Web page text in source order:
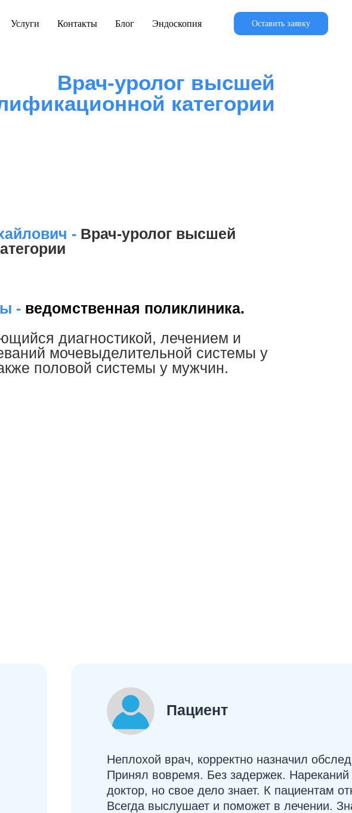
Услуги Контакты Блог Эндоскопия Оставить заявку
Врач-уролог высшей
категории
- Врач-уролог высшей
- ведомственная поликлиника.
диагностикой, лечением и
мочевыделительной системы у
половой системы у мужчин.
Пациент
Неплохой врач, корректно назначил
Принял вовремя. Без задержек.
доктор, но свое дело знает. К пациентам
Всегда выслушает и поможет в лечении.